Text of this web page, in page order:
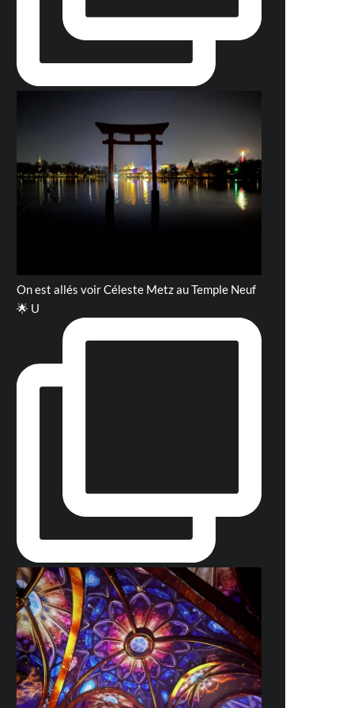
On est allés voir Céleste Metz au Temple Neuf
🌟 U